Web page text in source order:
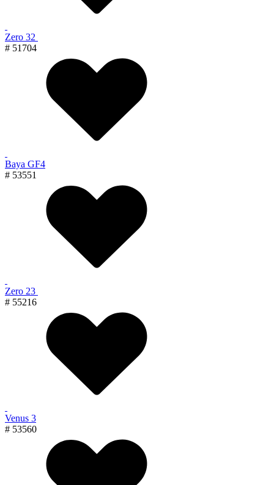
Zero 32
# 51704
Baya GF4
# 53551
Zero 23
# 55216
Venus 3
# 53560